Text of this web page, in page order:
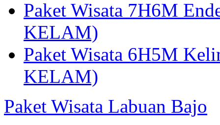
Paket Wisata 7H6M
KELAM)
Paket Wisata 6H5M
KELAM)
Paket Wisata Labuan Bajo